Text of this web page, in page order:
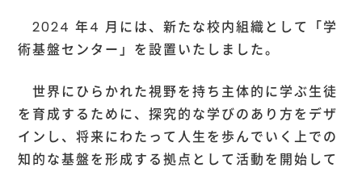
2024 年4 月には、新たな校内組織として「学
術基盤センター」を設置いたしました。
世界にひらかれた視野を持ち主体的に学ぶ生徒
を育成するために、探究的な学びのあり方をデザ
インし、将来にわたって人生を歩んでいく上での
知的な基盤を形成する拠点として活動を開始して